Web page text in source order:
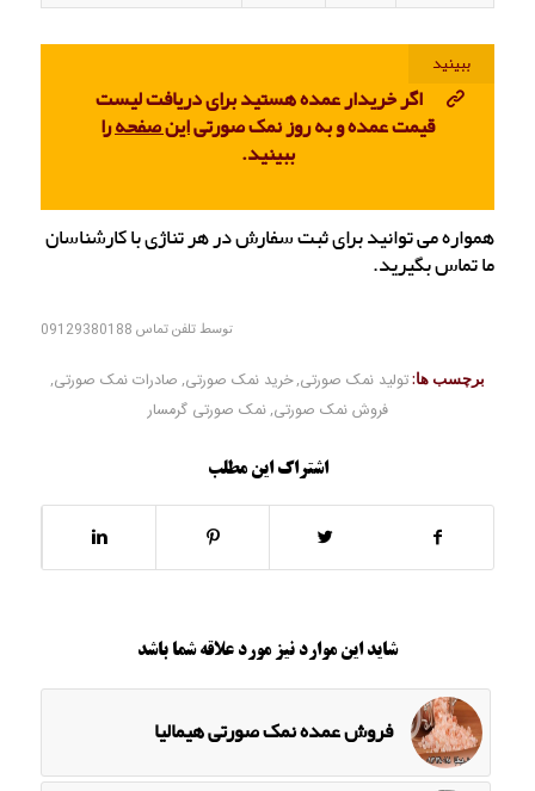
ببینید
اگر خریدار عمده هستید برای دریافت لیست
قیمت عمده و به روز نمک صورتیاین صفحهرا
ببینید.
همواره می توانید برای ثبت سفارش در هر تناژی با کارشناسان
ما تماس بگیرید.
توسطتلفن تماس 09129380188
برچسب ها:تولید نمک صورتی,خرید نمک صورتی, صادرات نمک صورتی,
فروش نمک صورتی,نمک صورتی گرمسار
اشتراک این مطلب
شاید این موارد نیز مورد علاقه شما باشد
فروش عمده نمک صورتی هیمالیا